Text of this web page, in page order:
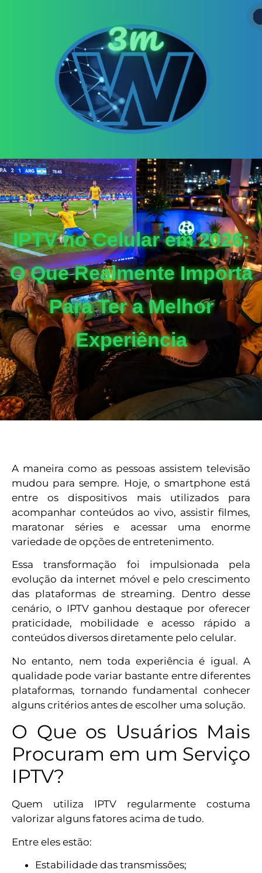
IPTV no Celular em 2026:
O Que Realmente Importa
Para Ter a Melhor
Experiência
A maneira como as pessoas assistem televisão
mudou para sempre. Hoje, o smartphone está
entre os dispositivos mais utilizados para
acompanhar conteúdos ao vivo, assistir filmes,
maratonar séries e acessar uma enorme
variedade de opções de entretenimento.
Essa transformação foi impulsionada pela
evolução da internet móvel e pelo crescimento
das plataformas de streaming. Dentro desse
cenário, o IPTV ganhou destaque por oferecer
praticidade, mobilidade e acesso rápido a
conteúdos diversos diretamente pelo celular.
No entanto, nem toda experiência é igual. A
qualidade pode variar bastante entre diferentes
plataformas, tornando fundamental conhecer
alguns critérios antes de escolher uma solução.
O Que os Usuários Mais
Procuram em um Serviço
IPTV?
Quem utiliza IPTV regularmente costuma
valorizar alguns fatores acima de tudo.
Entre eles estão:
Estabilidade das transmissões;